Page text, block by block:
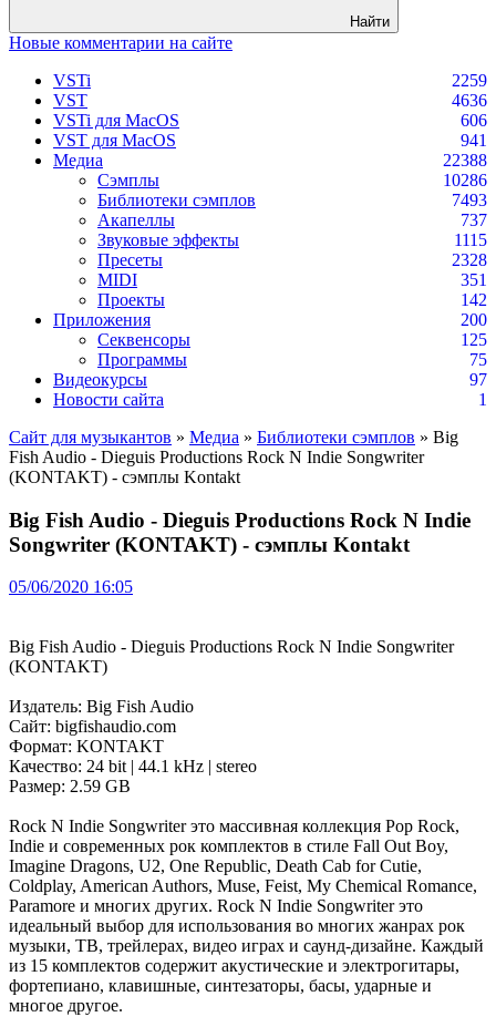
Найти
Новые комментарии на сайте
VSTi
2259
VST
4636
VSTi для MacOS
606
VST для MacOS
941
Медиа
22388
Сэмплы
10286
Библиотеки сэмплов
7493
Акапеллы
737
Звуковые эффекты
1115
Пресеты
2328
MIDI
351
Проекты
142
Приложения
200
Секвенсоры
125
Программы
75
Видеокурсы
97
Новости сайта
1
Сайт для музыкантов » Медиа » Библиотеки сэмплов » Big
Fish Audio - Dieguis Productions Rock N Indie Songwriter
(KONTAKT) - сэмплы Kontakt
Big Fish Audio - Dieguis Productions Rock N Indie
Songwriter (KONTAKT) - сэмплы Kontakt
05/06/2020 16:05
Big Fish Audio - Dieguis Productions Rock N Indie Songwriter
(KONTAKT)
Издатель: Big Fish Audio
Сайт: bigfishaudio.com
Формат: KONTAKT
Качество: 24 bit | 44.1 kHz | stereo
Размер: 2.59 GB
Rock N Indie Songwriter это массивная коллекция Pop Rock,
Indie и современных рок комплектов в стиле Fall Out Boy,
Imagine Dragons, U2, One Republic, Death Cab for Cutie,
Coldplay, American Authors, Muse, Feist, My Chemical Romance,
Paramore и многих других. Rock N Indie Songwriter это
идеальный выбор для использования во многих жанрах рок
музыки, ТВ, трейлерах, видео играх и саунд-дизайне. Каждый
из 15 комплектов содержит акустические и электрогитары,
фортепиано, клавишные, синтезаторы, басы, ударные и
многое другое.